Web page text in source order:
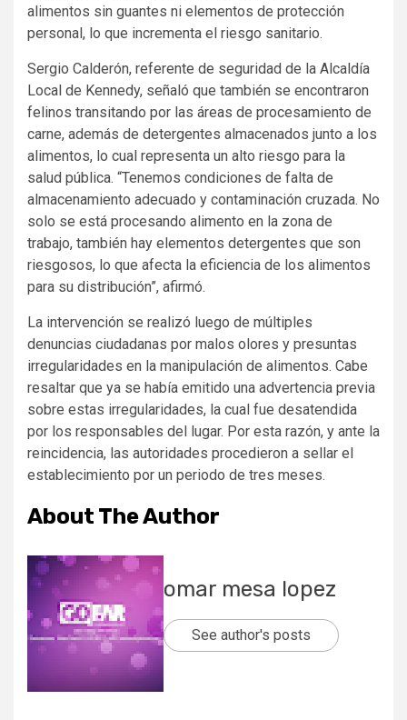
alimentos sin guantes ni elementos de protección
personal, lo que incrementa el riesgo sanitario.
Sergio Calderón, referente de seguridad de la Alcaldía
Local de Kennedy, señaló que también se encontraron
felinos transitando por las áreas de procesamiento de
carne, además de detergentes almacenados junto a los
alimentos, lo cual representa un alto riesgo para la
salud pública. “Tenemos condiciones de falta de
almacenamiento adecuado y contaminación cruzada. No
solo se está procesando alimento en la zona de
trabajo, también hay elementos detergentes que son
riesgosos, lo que afecta la eficiencia de los alimentos
para su distribución”, afirmó.
La intervención se realizó luego de múltiples
denuncias ciudadanas por malos olores y presuntas
irregularidades en la manipulación de alimentos. Cabe
resaltar que ya se había emitido una advertencia previa
sobre estas irregularidades, la cual fue desatendida
por los responsables del lugar. Por esta razón, y ante la
reincidencia, las autoridades procedieron a sellar el
establecimiento por un periodo de tres meses.
About The Author
omar mesa lopez
See author's posts